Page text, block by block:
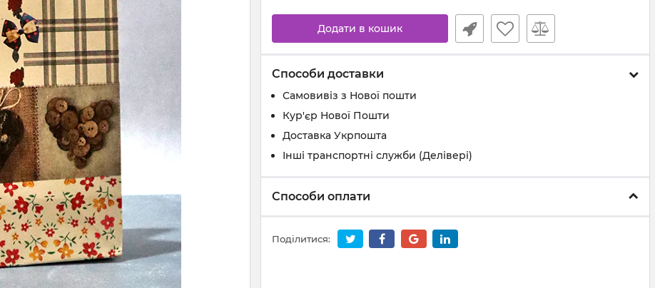
Додати в кошик
Способи доставки
Самовивіз з Нової пошти
Кур'єр Нової Пошти
Доставка Укрпошта
Інші транспортні служби (Делівері)
Способи оплати
Поділитися: